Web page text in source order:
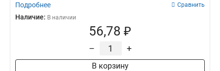
Подробнее Сравнить
Наличие: В наличии
56,78 ₽
– +
В корзину